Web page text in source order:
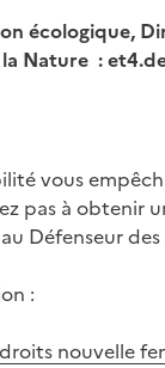
écologique,
Nature :
vous
pas à
Défenseur
:
nouvelle